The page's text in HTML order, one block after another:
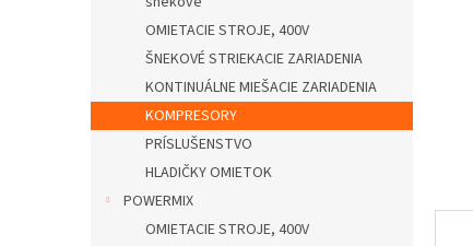
OMIETACIE STROJE, 400V
ŠNEKOVÉ STRIEKACIE ZARIADENIA
KONTINUÁLNE MIEŠACIE ZARIADENIA
KOMPRESORY
PRÍSLUŠENSTVO
HLADIČKY OMIETOK
POWERMIX
OMIETACIE STROJE, 400V